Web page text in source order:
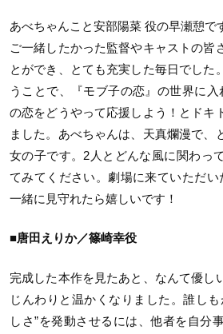
あべちゃんこと安部陽菜 役の早瀬憩で
ご一緒したかった監督やキャストの皆
とができ、とても充実した毎日でした
うことで、『モブ子の恋』の世界に入
の恋をどうやって応援しよう！とドキ
ました。あべちゃんは、天真爛漫で、
女の子です。2人とどんな風に関わっ
てみてください。劇場に来ていただ
一緒に見守れたら嬉しいです！
■唐田えりか／篠崎幸役
完成した本作を見たあと、なんて優し
じんわりと温かくなりました。誰し
しさ”を発動させるには、他者を自分